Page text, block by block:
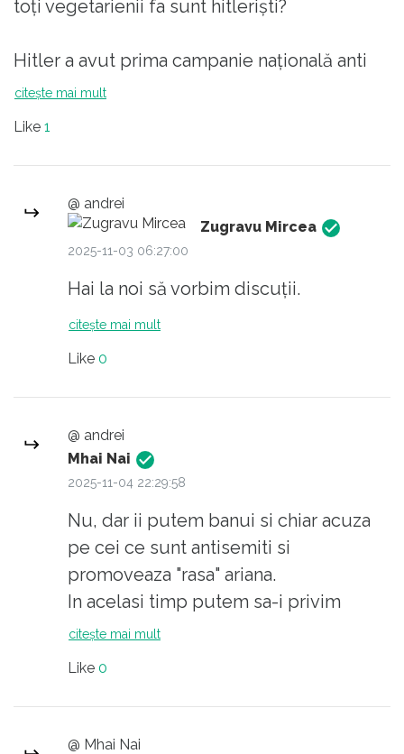
toți vegetarienii fa sunt hitleriști?
Hitler a avut prima campanie națională anti
fumat pentru a promova sănătatea
campanii naționale anti fumat ca sunt
hitleriști?
De ce?
citește mai mult
Like 1
@ andrei
Zugravu Mircea
2025-11-03 06:27:00
Hai la noi să vorbim discuții.
citește mai mult
Like 0
@ andrei
Mhai Nai
2025-11-04 22:29:58
Nu, dar ii putem banui si chiar acuza
pe cei ce sunt antisemiti si
promoveaza "rasa" ariana.
In acelasi timp putem sa-i privim
ucigand si sa ne gandim ca sunt OK,
Cred ca scartaie logica ta. Am niste
ulei in garaj.
citește mai mult
Like 0
@ Mhai Nai